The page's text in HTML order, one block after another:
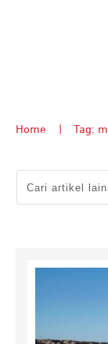
Home